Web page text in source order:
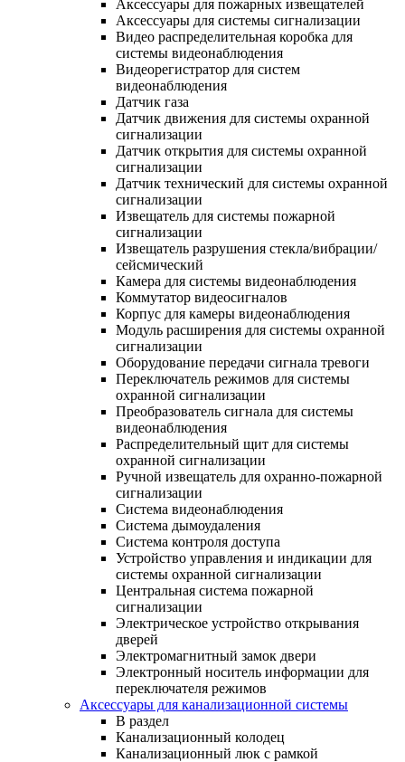
Аксессуары для пожарных извещателей
Аксессуары для системы сигнализации
Видео распределительная коробка для
системы видеонаблюдения
Видеорегистратор для систем
видеонаблюдения
Датчик газа
Датчик движения для системы охранной
сигнализации
Датчик открытия для системы охранной
сигнализации
Датчик технический для системы охранной
сигнализации
Извещатель для системы пожарной
сигнализации
Извещатель разрушения стекла/вибрации/
сейсмический
Камера для системы видеонаблюдения
Коммутатор видеосигналов
Корпус для камеры видеонаблюдения
Модуль расширения для системы охранной
сигнализации
Оборудование передачи сигнала тревоги
Переключатель режимов для системы
охранной сигнализации
Преобразователь сигнала для системы
видеонаблюдения
Распределительный щит для системы
охранной сигнализации
Ручной извещатель для охранно-пожарной
сигнализации
Система видеонаблюдения
Система дымоудаления
Система контроля доступа
Устройство управления и индикации для
системы охранной сигнализации
Центральная система пожарной
сигнализации
Электрическое устройство открывания
дверей
Электромагнитный замок двери
Электронный носитель информации для
переключателя режимов
Аксессуары для канализационной системы
В раздел
Канализационный колодец
Канализационный люк с рамкой